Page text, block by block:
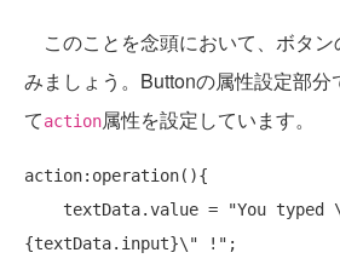
このことを念頭において、ボタン
みましょう。Buttonの属性設定部分
てaction属性を設定しています。
action:operation(){
    textData.value =
"You typed
{textData.input}\" !" ;